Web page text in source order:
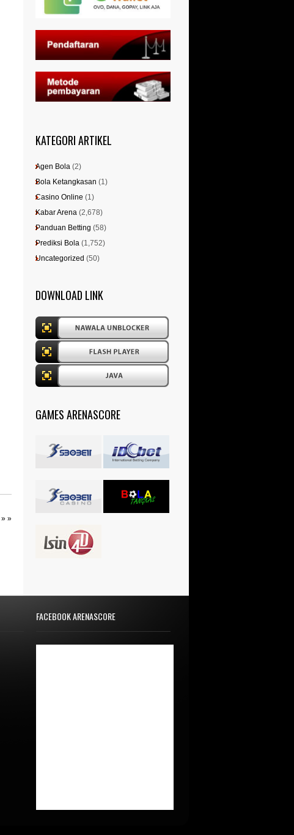
» »
KATEGORI ARTIKEL
Agen Bola (2)
Bola Ketangkasan (1)
Casino Online (1)
Kabar Arena (2,678)
Panduan Betting (58)
Prediksi Bola (1,752)
Uncategorized (50)
DOWNLOAD LINK
GAMES ARENASCORE
FACEBOOK ARENASCORE